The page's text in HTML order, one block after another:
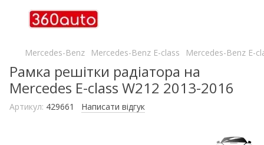
Mercedes-Benz Mercedes-Benz E-class Mercedes-Benz E-
Рамка решітки радіатора на
Mercedes E-class W212 2013-2016
Артикул: 429661 Написати відгук